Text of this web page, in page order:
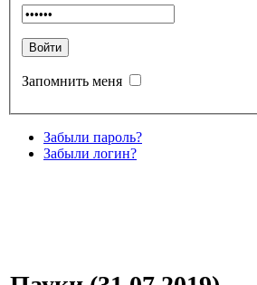
Запомнить меня
Забыли пароль?
Забыли логин?